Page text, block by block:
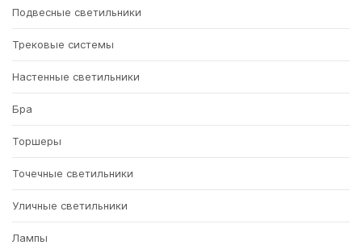
Подвесные светильники
Трековые системы
Настенные светильники
Бра
Торшеры
Точечные светильники
Уличные светильники
Лампы